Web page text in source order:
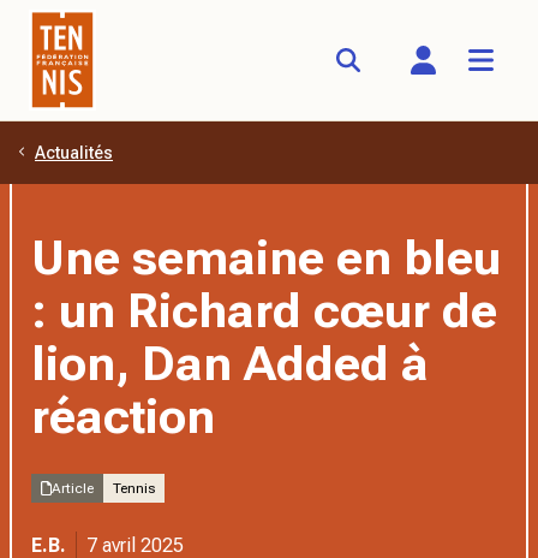
Aller au contenu principal
Actualités
Une semaine en bleu
: un Richard cœur de
lion, Dan Added à
réaction
Article Tennis
E.B. 7 avril 2025